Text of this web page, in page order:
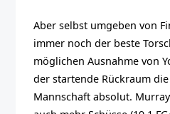
Aber selbst umgeben von
immer noch der beste
möglichen Ausnahme von
der startende Rückraum
Mannschaft absolut.